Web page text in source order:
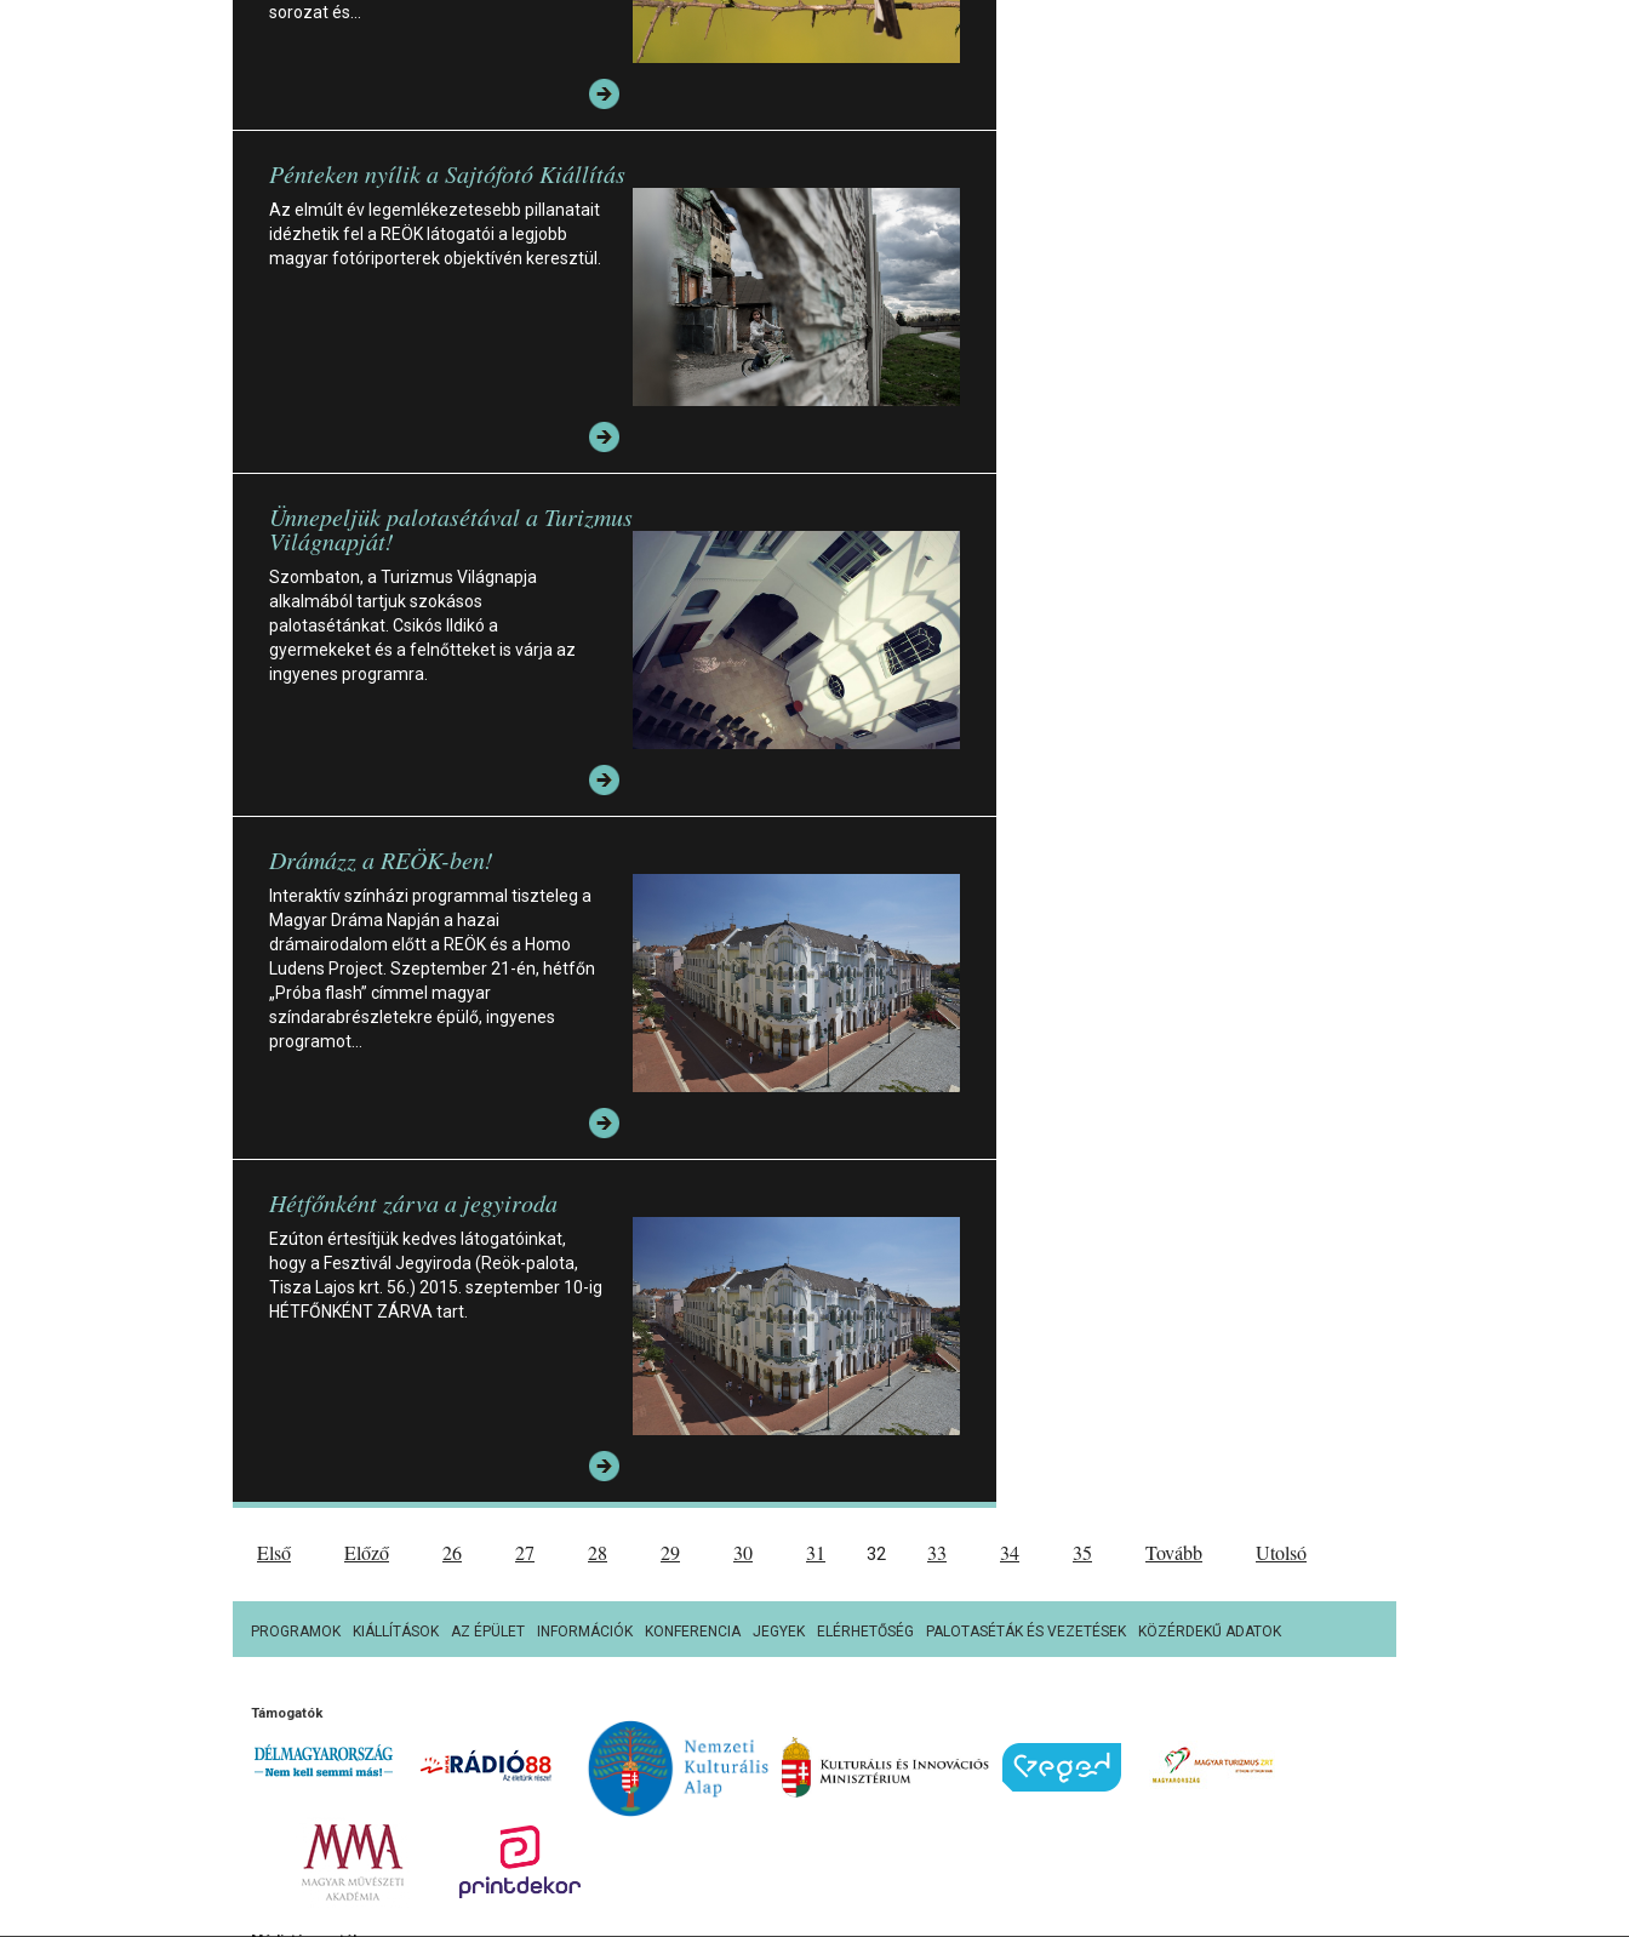
sorozat és…
Pénteken nyílik a Sajtófotó Kiállítás
Az elmúlt év legemlékezetesebb pillanatait
idézhetik fel a REÖK látogatói a legjobb
magyar fotóriporterek objektívén keresztül.
Ünnepeljük palotasétával a Turizmus
Világnapját!
Szombaton, a Turizmus Világnapja
alkalmából tartjuk szokásos
palotasétánkat. Csikós Ildikó a
gyermekeket és a felnőtteket is várja az
ingyenes programra.
Drámázz a REÖK-ben!
Interaktív színházi programmal tiszteleg a
Magyar Dráma Napján a hazai
drámairodalom előtt a REÖK és a Homo
Ludens Project. Szeptember 21-én, hétfőn
„Próba flash” címmel magyar
színdarabrészletekre épülő, ingyenes
programot…
Hétfőnként zárva a jegyiroda
Ezúton értesítjük kedves látogatóinkat,
hogy a Fesztivál Jegyiroda (Reök-palota,
Tisza Lajos krt. 56.) 2015. szeptember 10-ig
HÉTFŐNKÉNT ZÁRVA tart.
Első Előző 26 27 28 29 30 31 32 33 34 35 Tovább Utolsó
PROGRAMOK KIÁLLÍTÁSOK AZ ÉPÜLET INFORMÁCIÓK KONFERENCIA JEGYEK ELÉRHETŐSÉG PALOTASÉTÁK ÉS VEZETÉSEK KÖZÉRDEKŰ ADATOK
Támogatók